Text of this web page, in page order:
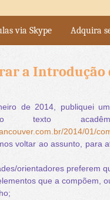
via Skype Adquira
a Introdução
de 2014, publiquei
do texto
2014/01/
voltar ao assunto, para
orientadores preferem
que a compõem,